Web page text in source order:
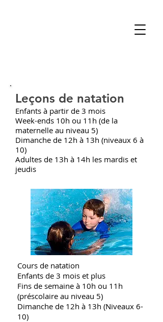
Leçons de natation
Enfants à partir de 3 mois
Week-ends 10h ou 11h (de la
maternelle au niveau 5)
Dimanche de 12h à 13h (niveaux 6 à
10)
Adultes de 13h à 14h les mardis et
jeudis
Cours de natation
Enfants de 3 mois et plus
Fins de semaine à 10h ou 11h
(préscolaire au niveau 5)
Dimanche de 12h à 13h (Niveaux 6-
10)